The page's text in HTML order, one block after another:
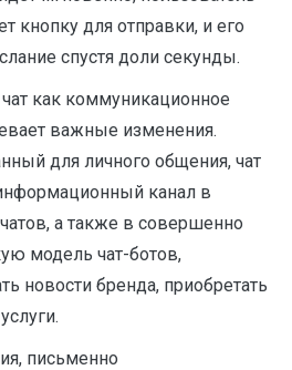
кнопку для отправки, и его
спустя доли секунды.
как коммуникационное
важные изменения.
для личного общения, чат
канал в
а также в совершенно
модель чат-ботов,
новости бренда, приобретать
письменно